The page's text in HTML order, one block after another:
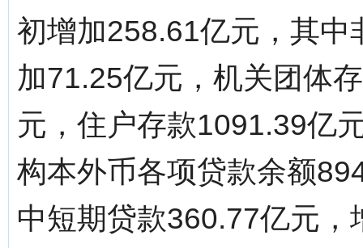
初增加258.61亿元，其
加71.25亿元，机关团体
元，住户存款1091.39亿
构本外币各项贷款余额
中短期贷款360.77亿元